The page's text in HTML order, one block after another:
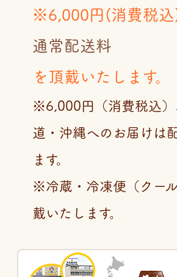
※6,000円(消費税
通常配送料
を頂戴いたします。
※6,000円（消費税込
道・沖縄へのお届けは
ます。
※冷蔵・冷凍便（クー
戴いたします。